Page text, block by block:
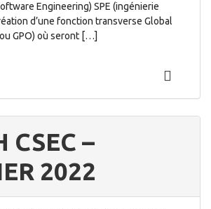
Engineering) SPE (ingénierie
d’une fonction transverse Global
GPO) où seront […]
CSEC –
2022